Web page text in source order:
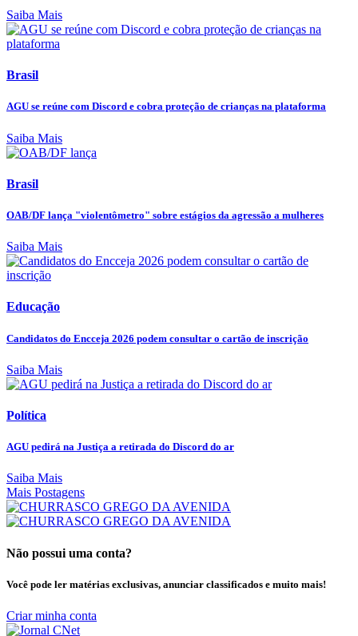
Saiba Mais
Brasil
AGU se reúne com Discord e cobra proteção de crianças na plataforma
Saiba Mais
Brasil
OAB/DF lança "violentômetro" sobre estágios da agressão a mulheres
Saiba Mais
Educação
Candidatos do Encceja 2026 podem consultar o cartão de inscrição
Saiba Mais
Política
AGU pedirá na Justiça a retirada do Discord do ar
Saiba Mais
Mais Postagens
Não possui uma conta?
Você pode ler matérias exclusivas, anunciar classificados e muito mais!
Criar minha conta